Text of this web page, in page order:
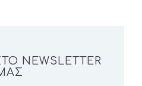
NEWSLETTER